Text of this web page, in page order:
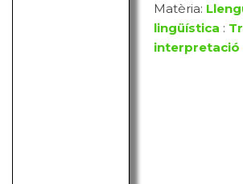
Matèria:
lingüística :
interpretació